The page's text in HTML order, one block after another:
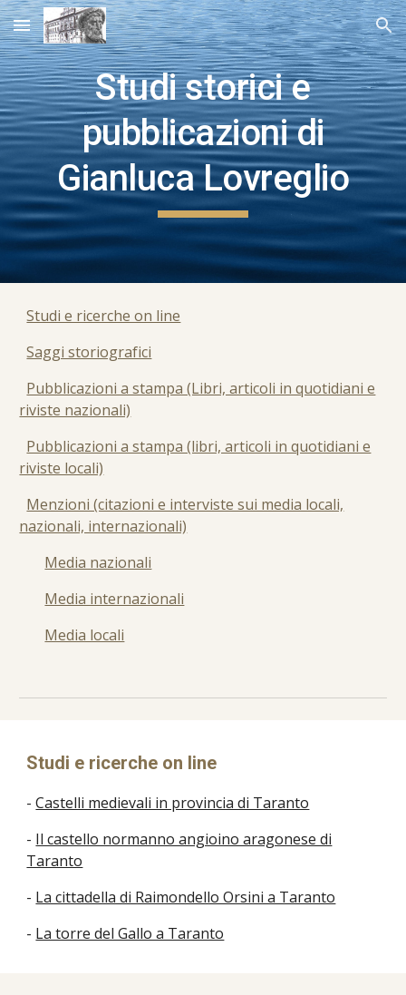
Skip to main content Skip to navigation
Studi storici e
pubblicazioni di
Gianluca Lovreglio
Studi e ricerche on line
Saggi storiografici
Pubblicazioni a stampa (Libri, articoli in quotidiani e
riviste nazionali)
Pubblicazioni a stampa (libri, articoli in quotidiani e
riviste locali)
Menzioni (citazioni e interviste sui media locali,
nazionali, internazionali)
Media nazionali
Media internazionali
Media locali
Studi e ricerche on line
-Castelli medievali in provincia di Taranto
- Il castello normanno angioino aragonese di
Taranto
- La cittadella di Raimondello Orsini a Taranto
- La torre del Gallo a Taranto